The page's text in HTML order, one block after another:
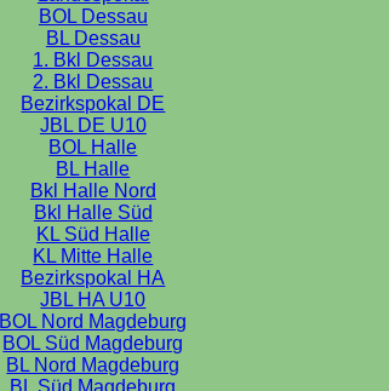
BOL Dessau
BL Dessau
1. Bkl Dessau
2. Bkl Dessau
Bezirkspokal DE
JBL DE U10
BOL Halle
BL Halle
Bkl Halle Nord
Bkl Halle Süd
KL Süd Halle
KL Mitte Halle
Bezirkspokal HA
JBL HA U10
BOL Nord Magdeburg
BOL Süd Magdeburg
BL Nord Magdeburg
BL Süd Magdeburg